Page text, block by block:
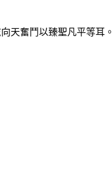
天奮鬥以臻聖凡平等耳。